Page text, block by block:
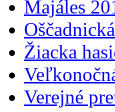
Majáles
Žiacka
Verejné